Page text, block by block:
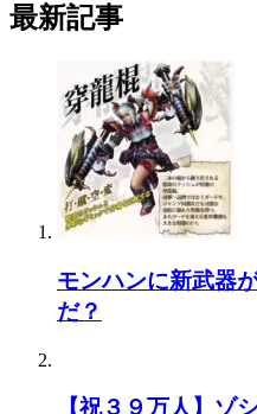
最新記事
モンハンに新武器
だ？
【祝３９万人】ゾ